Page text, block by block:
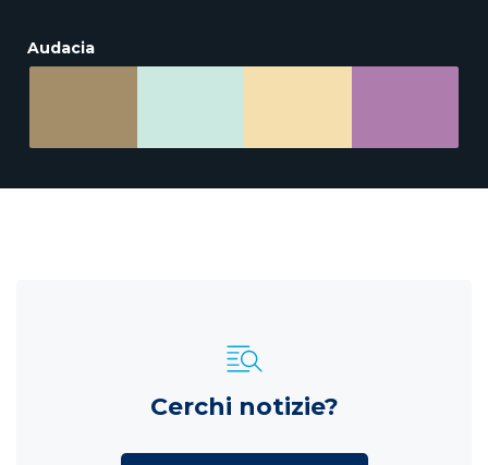
Audacia
Cerchi notizie?